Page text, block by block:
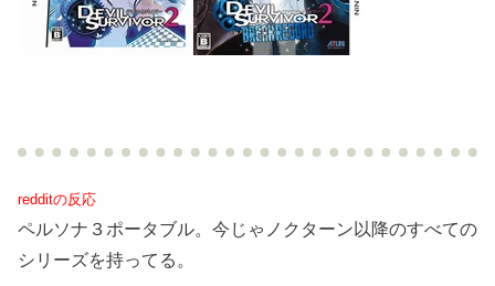
redditの反応
ペルソナ３ポータブル。今じゃノクターン以降のすべての
シリーズを持ってる。